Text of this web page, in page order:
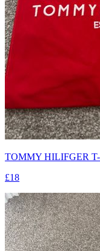
TOMMY HILIFGER
£18